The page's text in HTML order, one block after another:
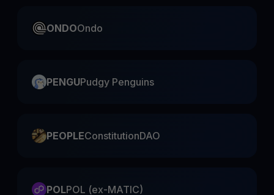
ONDOOndo
PENGUPudgy Penguins
PEOPLEConstitutionDAO
POLPOL (ex-MATIC)